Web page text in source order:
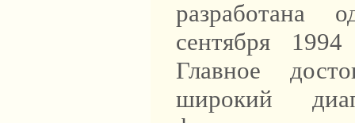
разработана
сентября
Главное
широкий